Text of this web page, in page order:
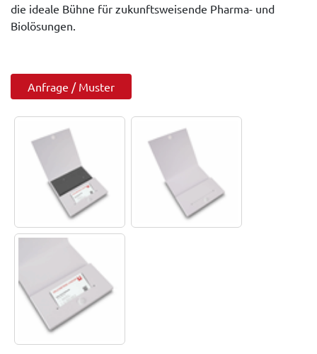
die ideale Bühne für zukunftsweisende Pharma- und
Biolösungen.
Anfrage / Muster